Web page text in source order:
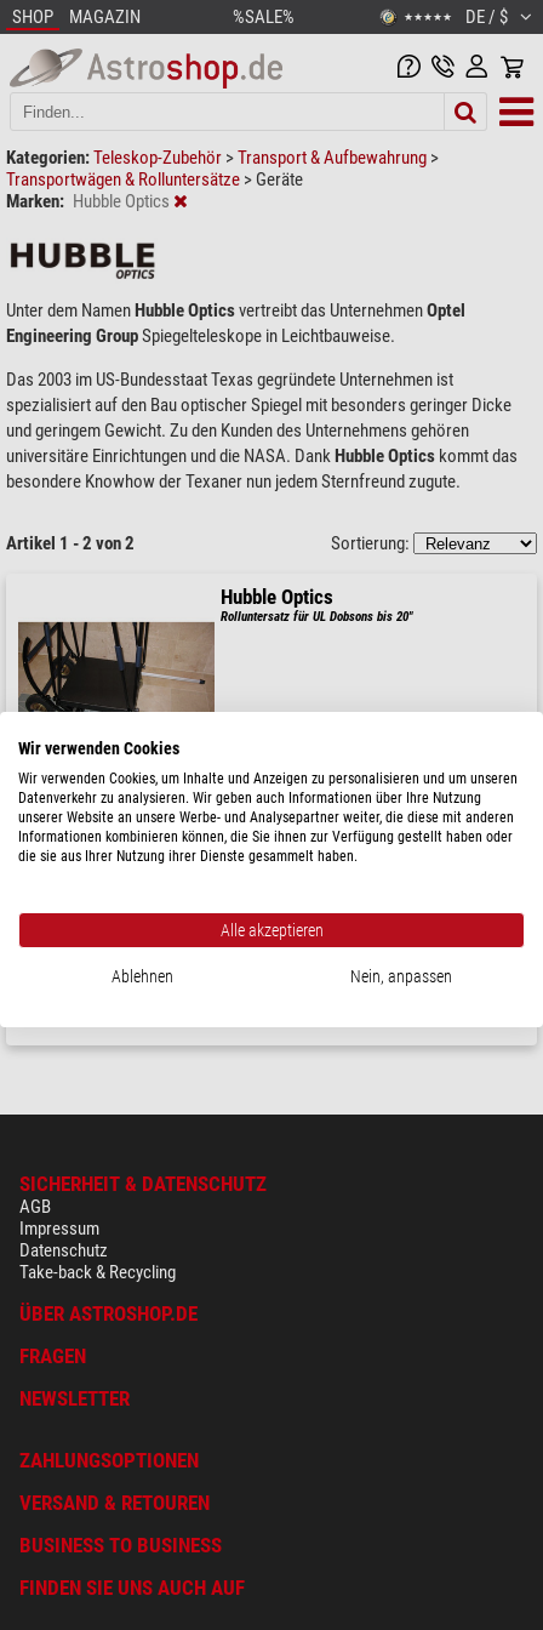
SHOP MAGAZIN %SALE% ★★★★★ DE / $
Kategorien:Teleskop-Zubehör >Transport & Aufbewahrung >
Transportwägen & Rolluntersätze > Geräte
Marken: Hubble Optics
Unter dem NamenHubble Opticsvertreibt das UnternehmenOptel
Engineering GroupSpiegelteleskope in Leichtbauweise.
Das 2003 im US-Bundesstaat Texas gegründete Unternehmen ist
spezialisiert auf den Bau optischer Spiegel mit besonders geringer Dicke
und geringem Gewicht. Zu den Kunden des Unternehmens gehören
universitäre Einrichtungen und die NASA. DankHubble Optics kommt das
besondere Knowhow der Texaner nun jedem Sternfreund zugute.
Artikel 1 - 2 von 2 Sortierung:
Hubble Optics
Rolluntersatz für UL Dobsons bis 20"
versandfertig in6-10 Wochen
Hubble Optics
Rolluntersatz für UL 24 Dobson
SICHERHEIT & DATENSCHUTZ
AGB
Impressum
Datenschutz
Take-back & Recycling
ÜBER ASTROSHOP.DE
FRAGEN
NEWSLETTER
ZAHLUNGSOPTIONEN
VERSAND & RETOUREN
BUSINESS TO BUSINESS
FINDEN SIE UNS AUCH AUF
Wir verwenden Cookies
Wir verwenden Cookies, um Inhalte und Anzeigen zu personalisieren und um unseren
Datenverkehr zu analysieren. Wir geben auch Informationen über Ihre Nutzung
unserer Website an unsere Werbe- und Analysepartner weiter, die diese mit anderen
Informationen kombinieren können, die Sie ihnen zur Verfügung gestellt haben oder
die sie aus Ihrer Nutzung ihrer Dienste gesammelt haben.
Alle akzeptieren
Ablehnen Nein, anpassen